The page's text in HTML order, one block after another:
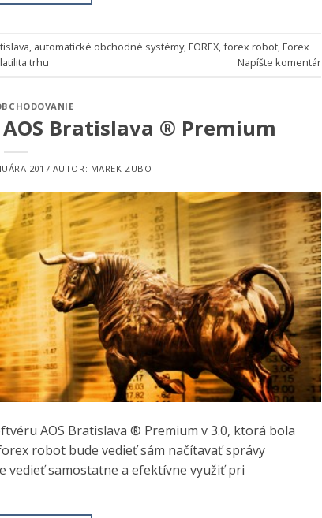
, automatické obchodné systémy,FOREX,forex robot,Forex
trhu Napíšte komentár
Bratislava ® Premium
2017 AUTOR: MAREK ZUBO
AOS Bratislava ® Premium v 3.0, ktorá bola
robot bude vedieť sám načítavať správy
vedieť samostatne a efektívne využiť pri